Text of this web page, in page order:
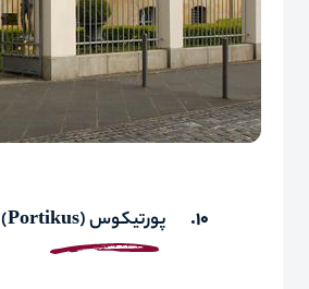
10. پورتیکوس (Portikus
)